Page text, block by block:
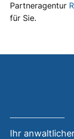
Partneragentur
für Sie.
Ihr